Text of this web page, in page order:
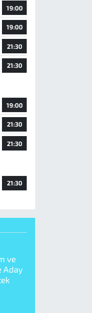
19:00
19:00
21:30
21:30
19:00
21:30
21:30
21:30
ve
Aday